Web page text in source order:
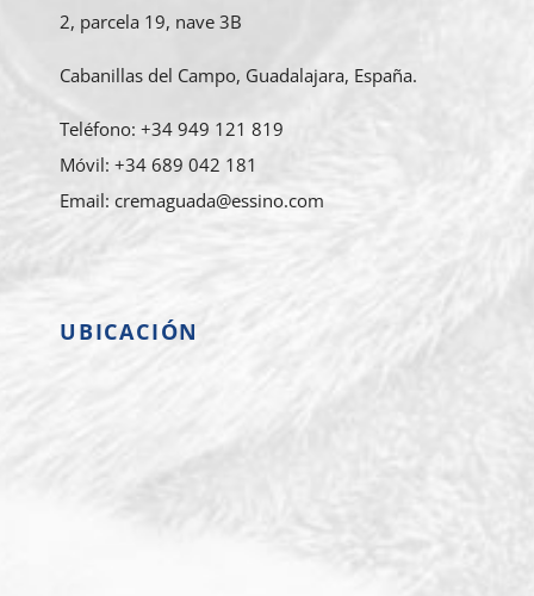
2, parcela 19, nave 3B
Cabanillas del Campo, Guadalajara, España.
Teléfono: +34 949 121 819
Móvil: +34 689 042 181
Email: cremaguada@essino.com
UBICACIÓN